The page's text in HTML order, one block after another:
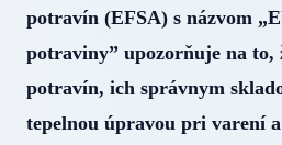
potravín (EFSA) s názvom
potraviny” upozorňuje na to,
potravín, ich správnym
tepelnou úpravou pri varení